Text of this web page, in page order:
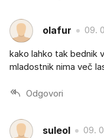
olafur 09.
kako lahko tak bednik
mladostnik nima več
Odgovori
suleol 09.